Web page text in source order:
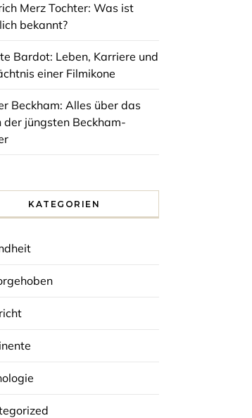
Merz Tochter: Was ist
bekannt?
Bardot: Leben, Karriere und
einer Filmikone
Beckham: Alles über das
der jüngsten Beckham-
KATEGORIEN